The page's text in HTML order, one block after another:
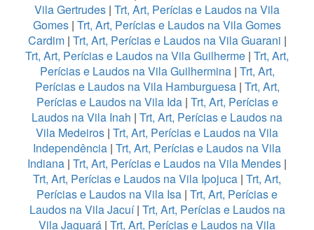
Vila Gertrudes | Trt, Art, Perícias e Laudos na Vila
Gomes | Trt, Art, Perícias e Laudos na Vila Gomes
Cardim| Trt, Art, Perícias e Laudos na Vila Guarani |
Trt, Art, Perícias e Laudos na Vila Guilherme | Trt, Art,
Perícias e Laudos na Vila Guilhermina| Trt, Art,
Perícias e Laudos na Vila Hamburguesa| Trt, Art,
Perícias e Laudos na Vila Ida| Trt, Art, Perícias e
Laudos na Vila Inah | Trt, Art, Perícias e Laudos na
Vila Medeiros | Trt, Art, Perícias e Laudos na Vila
Independência | Trt, Art, Perícias e Laudos na Vila
Indiana | Trt, Art, Perícias e Laudos na Vila Mendes |
Trt, Art, Perícias e Laudos na Vila Ipojuca | Trt, Art,
Perícias e Laudos na Vila Isa | Trt, Art, Perícias e
Laudos na Vila Jacuí| Trt, Art, Perícias e Laudos na
Vila Jaguará | Trt, Art, Perícias e Laudos na Vila